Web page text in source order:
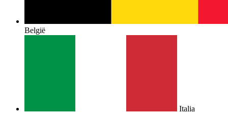
België
Italia